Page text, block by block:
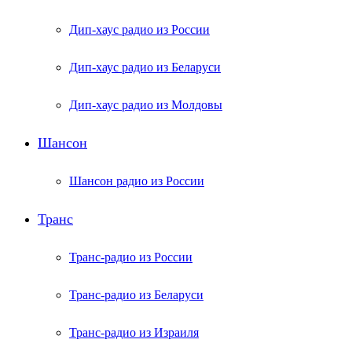
Дип-хаус радио из России
Дип-хаус радио из Беларуси
Дип-хаус радио из Молдовы
Шансон
Шансон радио из России
Транс
Транс-радио из России
Транс-радио из Беларуси
Транс-радио из Израиля